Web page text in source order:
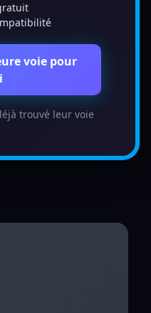
voie pour
trouvé leur voie